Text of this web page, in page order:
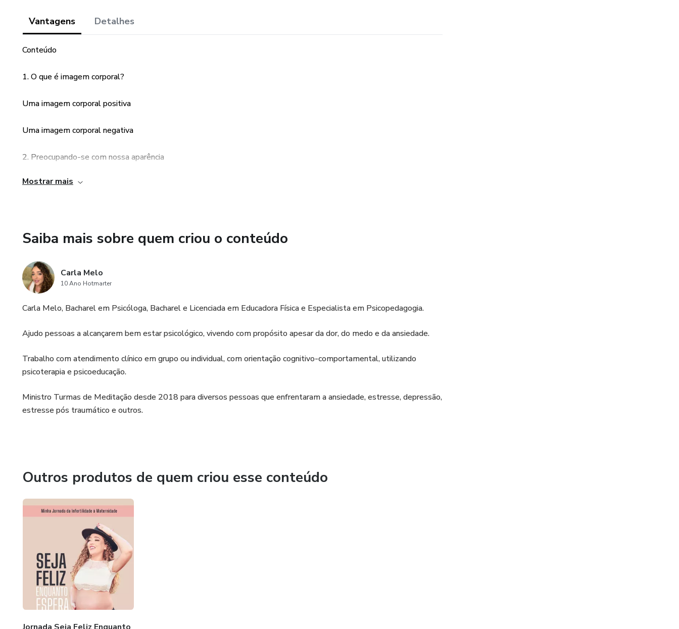
Vantagens Detalhes
Conteúdo
1. O que é imagem corporal?
Uma imagem corporal positiva
Uma imagem corporal negativa
2. Preocupando-se com nossa aparência
3. Imagem corporal na infância e na adolescência
5. Passos para superar uma imagem corporal negativa
Reconheça que a imagem corporal é dinâmica
Pratique Autocompaixão
Selecione o conteúdo digital que você consome
Abrace o movimento saudável
Mostrar mais
Saiba mais sobre quem criou o conteúdo
Carla Melo
10 Ano Hotmarter
Carla Melo, Bacharel em Psicóloga, Bacharel e Licenciada em Educadora Física e Especialista em Psicopedagogia.
Ajudo pessoas a alcançarem bem estar psicológico, vivendo com propósito apesar da dor, do medo e da ansiedade.
Trabalho com atendimento clínico em grupo ou individual, com orientação cognitivo-comportamental, utilizando
psicoterapia e psicoeducação.
Ministro Turmas de Meditação desde 2018 para diversos pessoas que enfrentaram a ansiedade, estresse, depressão,
estresse pós traumático e outros.
Outros produtos de quem criou esse conteúdo